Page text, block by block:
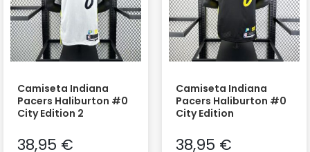
Camiseta Indiana
Pacers Haliburton #0
City Edition 2
38,95 €
Camiseta Indiana
Pacers Haliburton #0
City Edition
38,95 €